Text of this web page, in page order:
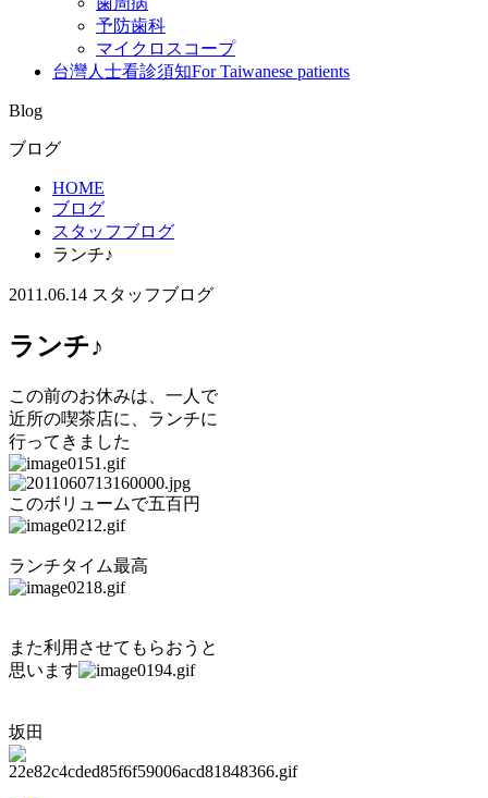
予防歯科
マイクロスコープ
台灣人士看診須知For Taiwanese patients
Blog
ブログ
HOME
ブログ
スタッフブログ
ランチ♪
2011.06.14 スタッフブログ
ランチ♪
この前のお休みは、一人で
近所の喫茶店に、ランチに
行ってきました
このボリュームで五百円
ランチタイム最高
また利用させてもらおうと
思います
坂田